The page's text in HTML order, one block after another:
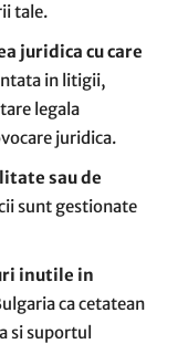
tale.
juridica cu care
in litigii,
legala
juridica.
sau de
sunt gestionate
inutile in
ca cetatean
si suportul